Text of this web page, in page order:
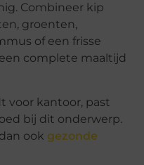
Combineer kip
groenten,
of een frisse
complete maaltijd
voor kantoor, past
bij dit onderwerp.
ook gezonde